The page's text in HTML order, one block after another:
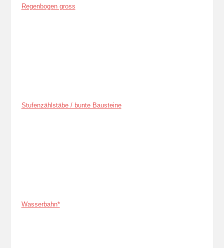
Regenbogen gross
Stufenzählstäbe / bunte Bausteine
Wasserbahn*